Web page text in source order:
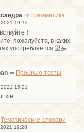
⇒ Грамматика
19:13
！
пожалуйста, в каких
употребляется 里头
⇒ Пробные тесты
15:21
xie
Тематические словари
19:28